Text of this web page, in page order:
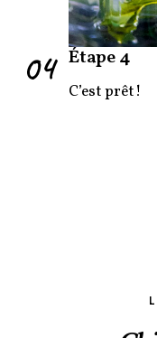
04 Étape 4
C’est prêt!